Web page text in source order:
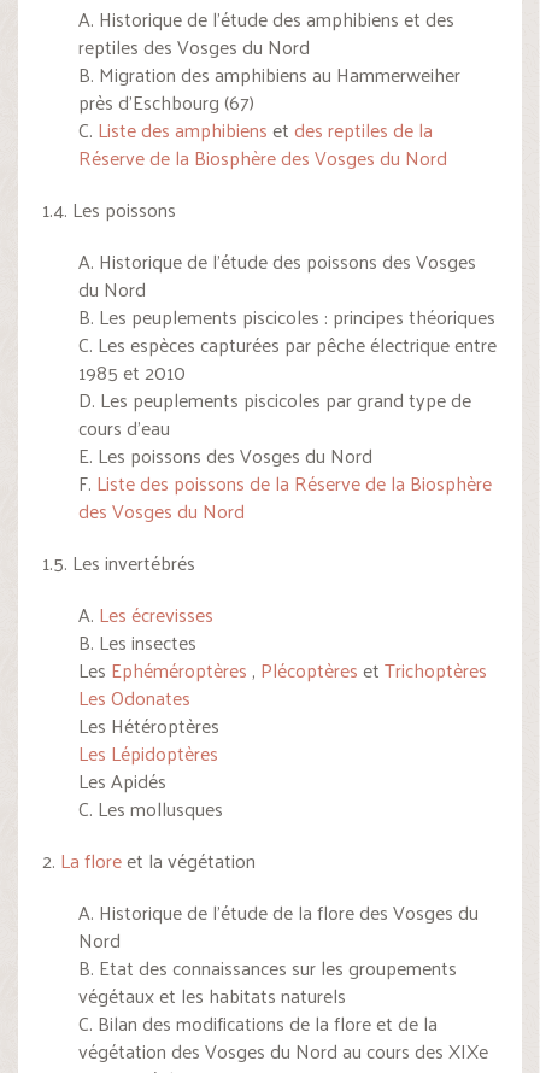
A. Historique de l’étude des amphibiens et des
reptiles des Vosges du Nord
B. Migration des amphibiens au Hammerweiher
près d’Eschbourg (67)
C. Liste des amphibiensetdes reptiles de la
Réserve de la Biosphère des Vosges du Nord
1.4. Les poissons
A. Historique de l’étude des poissons des Vosges
du Nord
B. Les peuplements piscicoles : principes théoriques
C. Les espèces capturées par pêche électrique entre
1985 et 2010
D. Les peuplements piscicoles par grand type de
cours d’eau
E. Les poissons des Vosges du Nord
F. Liste des poissons de la Réserve de la Biosphère
des Vosges du Nord
1.5. Les invertébrés
A. Les écrevisses
B. Les insectes
Les Ephéméroptères, PlécoptèresetTrichoptères
Les Odonates
Les Hétéroptères
Les Lépidoptères
Les Apidés
C. Les mollusques
2. La floreet la végétation
A. Historique de l’étude de la flore des Vosges du
Nord
B. Etat des connaissances sur les groupements
végétaux et les habitats naturels
C. Bilan des modifications de la flore et de la
végétation des Vosges du Nord au cours des XIXe